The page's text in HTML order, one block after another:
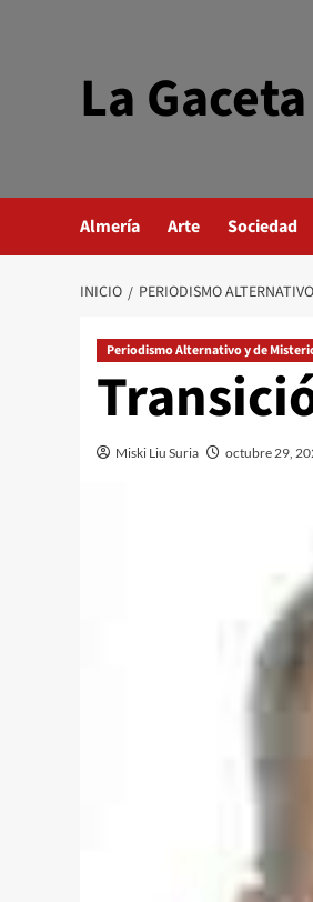
La
Almería Arte Sociedad
INICIO PERIODISMO
Periodismo Alternativo y de
Miski Liu Suria octubre 29,